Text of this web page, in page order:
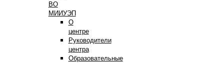
ВО
МИИУЭП
О
центре
Руководители
центра
Образовательные